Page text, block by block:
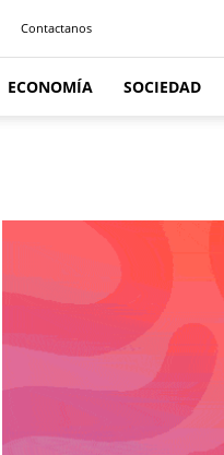
Contactanos
ECONOMÍA SOCIEDAD